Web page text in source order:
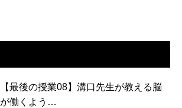
【最後の授業08】溝口先生が教える脳
が働くよう…